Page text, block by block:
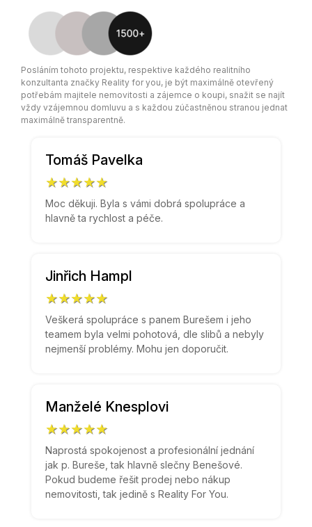
Posláním tohoto projektu, respektive každého realitního
konzultanta značky Reality for you, je být maximálně otevřený
potřebám majitele nemovitosti a zájemce o koupi, snažit se najít
vždy vzájemnou domluvu a s každou zúčastněnou stranou jednat
maximálně transparentně.
Tomáš Pavelka
★★★★★
Moc děkuji. Byla s vámi dobrá spolupráce a
hlavně ta rychlost a péče.
Jinřich Hampl
★★★★★
Veškerá spolupráce s panem Burešem i jeho
teamem byla velmi pohotová, dle slibů a nebyly
nejmenší problémy. Mohu jen doporučit.
Manželé Knesplovi
★★★★★
Naprostá spokojenost a profesionální jednání
jak p. Bureše, tak hlavně slečny Benešové.
Pokud budeme řešit prodej nebo nákup
nemovitosti, tak jedině s Reality For You.